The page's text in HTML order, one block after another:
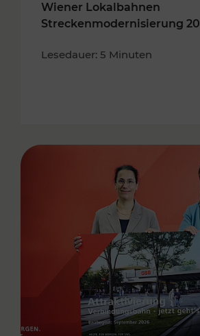
Wiener Lokalbahnen
Streckenmodernisierung
Lesedauer: 5 Minuten